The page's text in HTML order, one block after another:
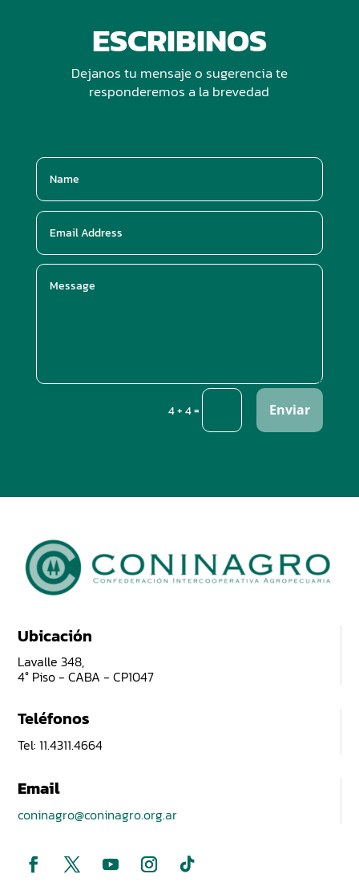
ESCRIBINOS
Dejanos tu mensaje o sugerencia te
responderemos a la brevedad
4 + 4= Enviar
Ubicación
Lavalle 348,
4° Piso - CABA - CP1047
Teléfonos
Tel: 11.4311.4664
Email
coninagro@coninagro.org.ar